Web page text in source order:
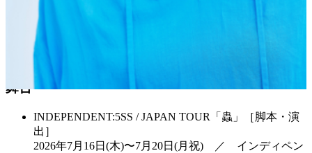
2004年 ロクソドンタフェスティバル２ 劇場賞
HOT TOPIC
舞台
INDEPENDENT:5SS / JAPAN TOUR「蟲」［脚本・演
出］
2026年7月16日(木)〜7月20日(月祝) ／ インディペン